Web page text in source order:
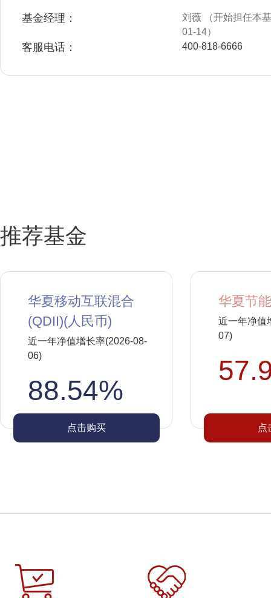
基金经理：
刘薇 （开始担任本
01-14）
客服电话： 400-818-6666
推荐基金
华夏移动互联混合
(QDII)(人民币)
近一年净值增长率(2026-08-
06)
88.54%
点击购买
华夏节
近一年净值
07)
点